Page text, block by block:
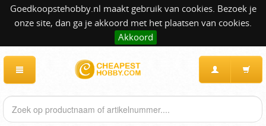
Goedkoopstehobby.nl maakt gebruik van cookies. Bezoek je
onze site, dan ga je akkoord met het plaatsen van cookies.
Akkoord